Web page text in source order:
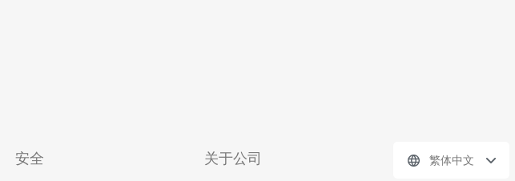
安全 关于公司 繁体中文